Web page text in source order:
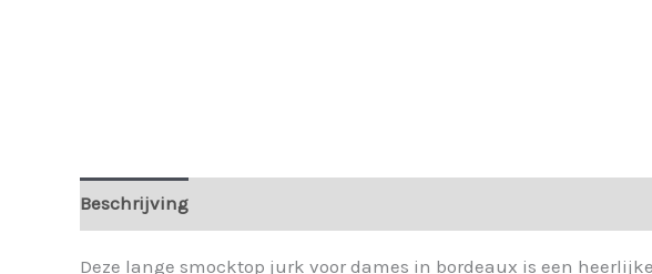
Beschrijving
Deze lange smocktop jurk voor dames in bordeaux is een